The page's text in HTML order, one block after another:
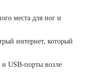
места для ног и
интернет, который
и USB-порты возле